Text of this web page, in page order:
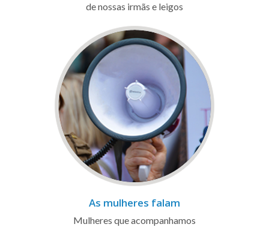
de nossas irmãs e leigos
As mulheres falam
Mulheres que acompanhamos